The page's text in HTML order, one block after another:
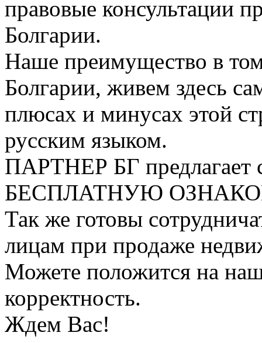
правовые консультации
Болгарии.
Наше преимущество в
Болгарии, живем здесь
плюсах и минусах этой
русским языком.
ПАРТНЕР БГ предлагает
БЕСПЛАТНУЮ
Так же готовы
лицам при продаже
Можете положится на
корректность.
Ждем Вас!